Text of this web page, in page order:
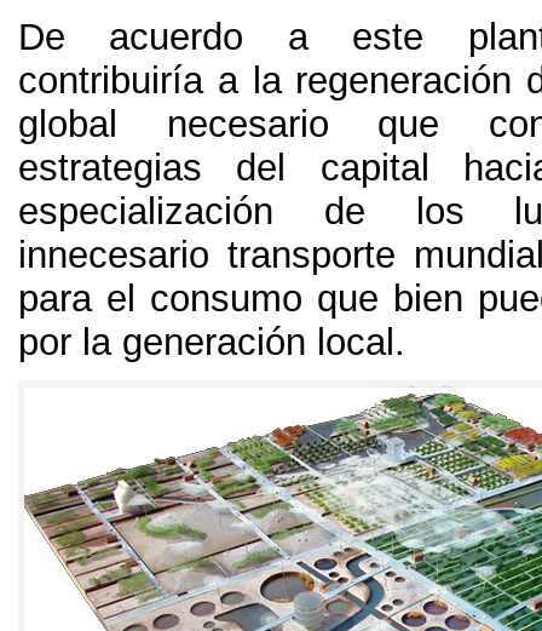
De acuerdo a este
contribuiría a la regeneración
global necesario que
estrategias del capital
especialización de los
innecesario transporte
para el consumo que bien
por la generación local .